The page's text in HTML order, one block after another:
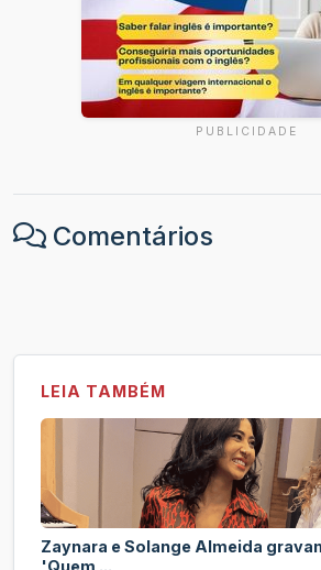
PUBLICIDADE
Comentários
LEIA TAMBÉM
Zaynara e Solange Almeida